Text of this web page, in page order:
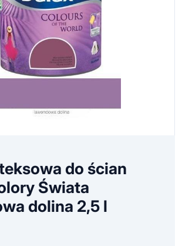
do ścian
Świata
dolina 2,5 l